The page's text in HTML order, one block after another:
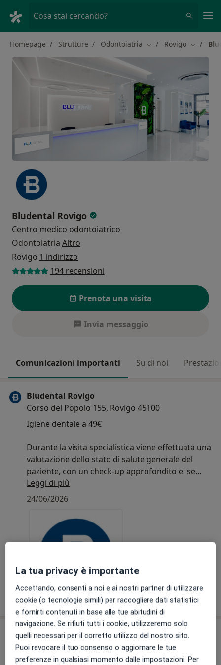
Cosa stai cercando?
Homepage Strutture Odontoiatria Cambia città
Rovigo Cambia
Bludental Rovigo
Centro medico odontoiatrico
Odontoiatria Altro
Rovigo 1 indirizzo
194 recensioni
Prenota una visita
Invia messaggio
Comunicazioni importanti Su di noi
Bludental Rovigo
Corso del Popolo 155, Rovigo 45100
Igiene dentale a 49€
Durante la visita specialistica viene effettuata una
valutazione dello stato di salute generale del
paziente, con un check-up approfondito e, se
indicata dal dottore, un’ortopanoramica.
clinica dell’odontoiatra, viene eseguita anche la
pulizia dei denti professionale, detta anche igiene
dentale o detartrasi. Il trattamento aiuta a
rimuovendo tartaro e placca dentale e
contribuendo alla prevenzione di patologie
importanti come carie e parodontite.
Per prenotare la tua igiene dentale, è possibile
selezionare la prestazione “prima visita generale”.
Leggi di più
24/06/2026
Su di noi
Bludental Rovigo è un centro odontoiatrico di alta
qualità, parte del network Bludental Clinique, presente
La tua privacy è importante
Accettando, consenti a noi e ai nostri partner di utilizzare
cookie (o tecnologie simili) per raccogliere dati statistici
e fornirti contenuti in base alle tue abitudini di
navigazione. Se rifiuti tutti i cookie, utilizzeremo solo
quelli necessari per il corretto utilizzo del nostro sito.
Puoi revocare il tuo consenso o aggiornare le tue
preferenze in qualsiasi momento dalle impostazioni. Per